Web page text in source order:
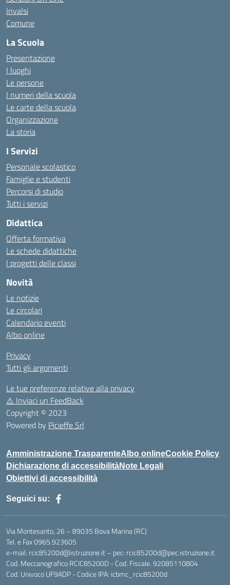
Invalsi
Comune
La Scuola
Presentazione
I luoghi
Le persone
I numeri della scuola
Le carte della scuola
Organizzazione
La storia
I Servizi
Personale scolastico
Famiglie e studenti
Percorsi di studio
Tutti i servizi
Didattica
Offerta formativa
Le schede didattiche
I progetti delle classi
Novità
Le notizie
Le circolari
Calendario eventi
Albo online
Privacy
Tutti gli argomenti
Le tue preferenze relative alla privacy
⚠️ Inviaci un FeedBack
Copyright © 2023
Powered by Picieffe Srl
Amministrazione TrasparenteAlbo onlineCookie Policy
Dichiarazione di accessibilitàNote Legali
Obiettivi di accessibilità
Seguici su:
Via Montesanto, 26 – 89035 Bova Marina (RC)
Tel. e Fax 0965.923605
e-mail: rcic85200d@istruzione.it – pec: rcic85200d@pec.istruzione.it
Cod. Meccanografico RCIC85200D - Cod. Fiscale. 92085110804
Cod. Univoco UF9ADP - Codice IPA: icbmc_rcic85200d